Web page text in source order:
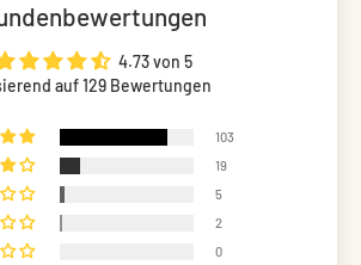
4.73 von 5
auf 129 Bewertungen
103
19
5
2
0